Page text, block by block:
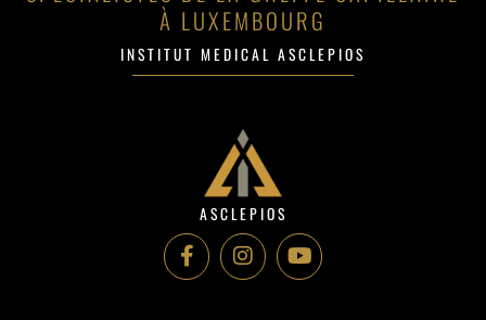
À LUXEMBOURG
INSTITUT MEDICAL ASCLEPIOS
ASCLEPIOS